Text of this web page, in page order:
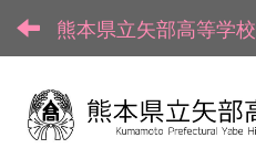
熊本県立矢部高等学校